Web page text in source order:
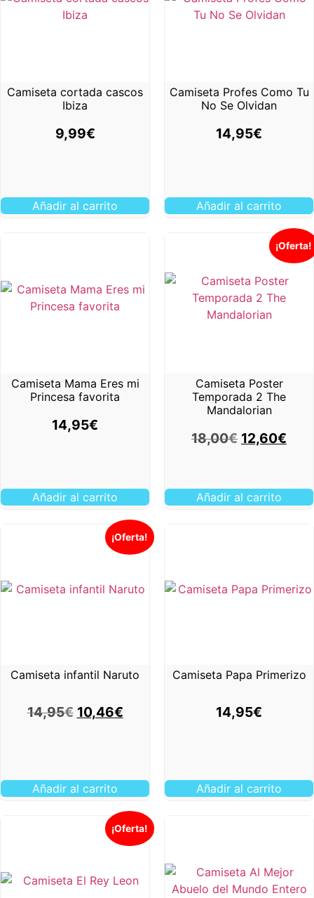
Camiseta cortada cascos
Ibiza
9,99€
Añadir al carrito
Camiseta Profes Como Tu
No Se Olvidan
14,95€
Añadir al carrito
Camiseta Mama Eres mi
Princesa favorita
14,95€
Añadir al carrito
¡Oferta!
Camiseta Poster
Temporada 2 The
Mandalorian
18,00€ 12,60€
Añadir al carrito
¡Oferta!
Camiseta infantil Naruto
14,95€ 10,46€
Añadir al carrito
Camiseta Papa Primerizo
14,95€
Añadir al carrito
¡Oferta!